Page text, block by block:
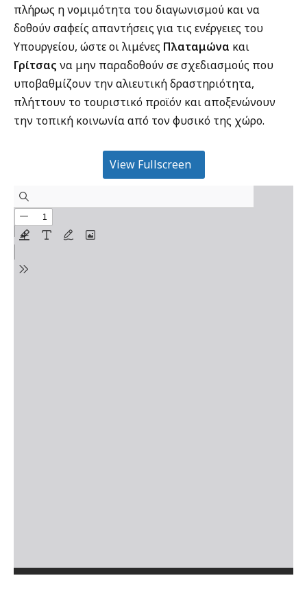
πλήρως η νομιμότητα του διαγωνισμού και να
δοθούν σαφείς απαντήσεις για τις ενέργειες του
Υπουργείου, ώστε οι λιμένες Πλαταμώνα και
Γρίτσας να μην παραδοθούν σε σχεδιασμούς που
υποβαθμίζουν την αλιευτική δραστηριότητα,
πλήττουν το τουριστικό προϊόν και αποξενώνουν
την τοπική κοινωνία από τον φυσικό της χώρο.
View Fullscreen